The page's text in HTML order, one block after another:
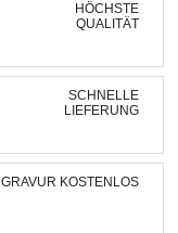
HÖCHSTE
QUALITÄT
SCHNELLE
LIEFERUNG
GRAVUR KOSTENLOS